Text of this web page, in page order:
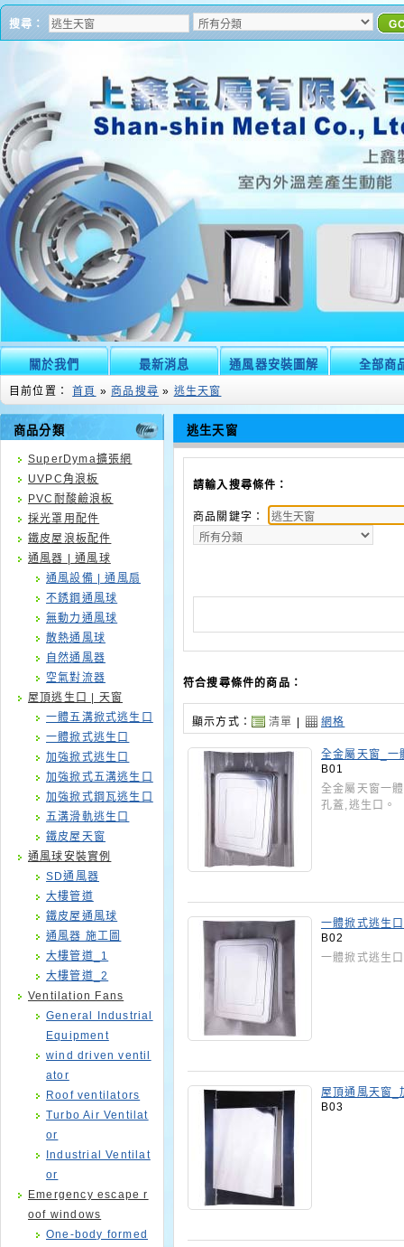
搜尋：
關於我們 最新消息 通風器安裝圖解 全部商
目前位置： 首頁 » 商品搜尋 » 逃生天窗
商品分類
SuperDyma擴張網
UVPC角浪板
PVC耐酸鹼浪板
採光罩用配件
鐵皮屋浪板配件
通風器 | 通風球
通風設備 | 通風扇
不銹鋼通風球
無動力通風球
散熱通風球
自然通風器
空氣對流器
屋頂逃生口 | 天窗
一體五溝掀式逃生口
一體掀式逃生口
加強掀式逃生口
加強掀式五溝逃生口
加強掀式鋼瓦逃生口
五溝滑軌逃生口
鐵皮屋天窗
通風球安裝實例
SD通風器
大樓管道
鐵皮屋通風球
通風器 施工圖
大樓管道_1
大樓管道_2
Ventilation Fans
General Industrial
Equipment
wind driven ventil
ator
Roof ventilators
Turbo Air Ventilat
or
Industrial Ventilat
or
Emergency escape r
oof windows
One-body formed
逃生天窗
請輸入搜尋條件：
商品關鍵字：
符合搜尋條件的商品：
顯示方式： 清單 網格
全金屬天窗_一
B01
全金屬天窗一
孔蓋,逃生口。
一體掀式逃生口
B02
一體掀式逃生
屋頂通風天窗_
B03